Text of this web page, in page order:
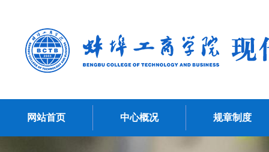
网站首页 中心概况 规章制度